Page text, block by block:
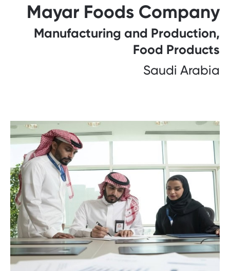
Mayar Foods Company
Manufacturing and Production,
Food Products
Saudi Arabia